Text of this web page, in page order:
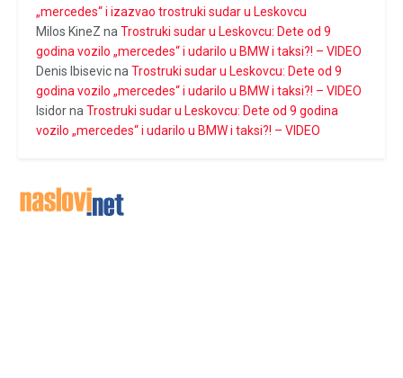
„mercedes“ i izazvao trostruki sudar u Leskovcu
Milos KineZ na Trostruki sudar u Leskovcu: Dete od 9
godina vozilo „mercedes“ i udarilo u BMW i taksi?! – VIDEO
Denis Ibisevicna Trostruki sudar u Leskovcu: Dete od 9
godina vozilo „mercedes“ i udarilo u BMW i taksi?! – VIDEO
Isidorna Trostruki sudar u Leskovcu: Dete od 9 godina
vozilo „mercedes“ i udarilo u BMW i taksi?! – VIDEO